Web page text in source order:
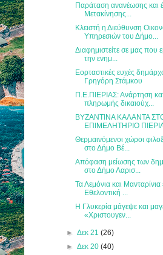
Παράταση ανανέωσης και
Μετακίνησης...
Κλειστή η Διεύθυνση
Υπηρεσιών του Δήμο...
Διαφημιστείτε σε μας που
την ενημ...
Εορταστικές ευχές
Γρηγόρη Στάμκου
Π.Ε.ΠΙΕΡΙΑΣ: Ανάρτηση
πληρωμής δικαιούχ...
ΒΥΖΑΝΤΙΝΑ ΚΑΛΑΝΤΑ
ΕΠΙΜΕΛΗΤΗΡΙΟ
Θερμαινόμενοι χώροι
στο Δήμο Βέ...
Απόφαση μείωσης των
στο Δήμο Λαρισ...
Τα Λεμόνια και Μανταρίνια
Εθελοντική ...
Η Γλυκερία μάγεψε και
«Χριστουγεν...
► Δεκ 21 (26)
► Δεκ 20 (40)